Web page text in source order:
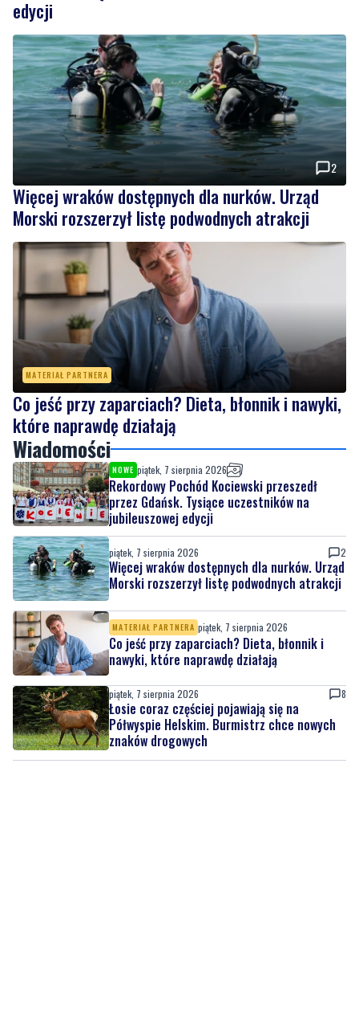
edycji
2
Więcej wraków dostępnych dla nurków. Urząd
Morski rozszerzył listę podwodnych atrakcji
MATERIAŁ PARTNERA
Co jeść przy zaparciach? Dieta, błonnik i nawyki,
które naprawdę działają
Wiadomości
NOWE piątek, 7 sierpnia 2026
Rekordowy Pochód Kociewski przeszedł
przez Gdańsk. Tysiące uczestników na
jubileuszowej edycji
piątek, 7 sierpnia 2026 2
Więcej wraków dostępnych dla nurków. Urząd
Morski rozszerzył listę podwodnych atrakcji
MATERIAŁ PARTNERA piątek, 7 sierpnia 2026
Co jeść przy zaparciach? Dieta, błonnik i
nawyki, które naprawdę działają
piątek, 7 sierpnia 2026 8
Łosie coraz częściej pojawiają się na
Półwyspie Helskim. Burmistrz chce nowych
znaków drogowych